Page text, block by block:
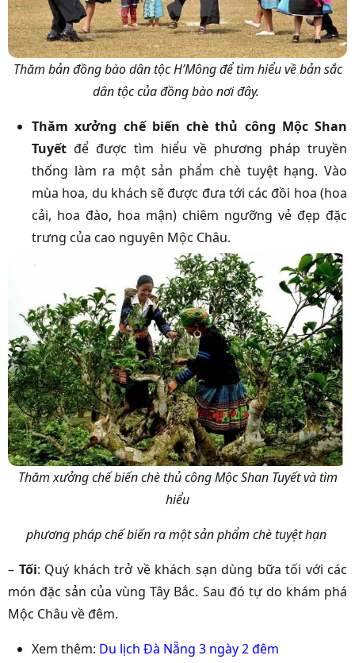
Thăm bản đồng bào dân tộc H’Mông để tìm hiểu về bản sắc
dân tộc của đồng bào nơi đây.
Thăm xưởng chế biến chè thủ công Mộc Shan
Tuyết để được tìm hiểu về phương pháp truyền
thống làm ra một sản phẩm chè tuyệt hạng. Vào
mùa hoa, du khách sẽ được đưa tới các đồi hoa (hoa
cải, hoa đào, hoa mận) chiêm ngưỡng vẻ đẹp đặc
trưng của cao nguyên Mộc Châu.
Thăm xưởng chế biến chè thủ công Mộc Shan Tuyết và tìm
hiểu
phương pháp chế biến ra một sản phẩm chè tuyệt hạn
– Tối: Quý khách trở về khách sạn dùng bữa tối với các
món đặc sản của vùng Tây Bắc. Sau đó tự do khám phá
Mộc Châu về đêm.
Xem thêm: Du lịch Đà Nẵng 3 ngày 2 đêm